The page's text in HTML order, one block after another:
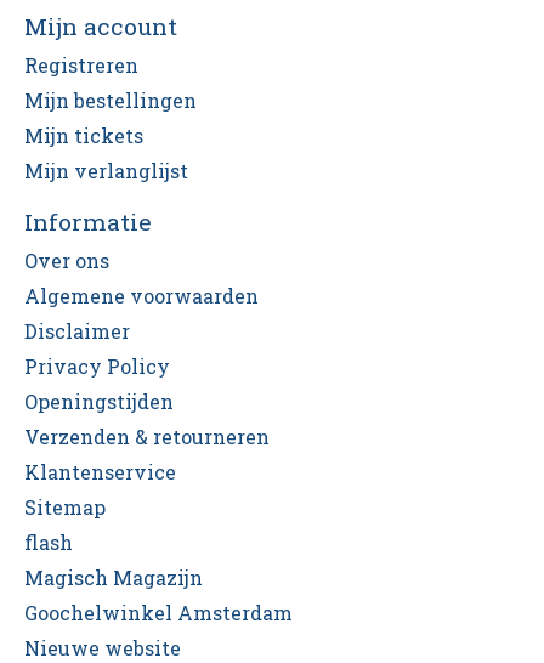
Mijn account
Registreren
Mijn bestellingen
Mijn tickets
Mijn verlanglijst
Informatie
Over ons
Algemene voorwaarden
Disclaimer
Privacy Policy
Openingstijden
Verzenden & retourneren
Klantenservice
Sitemap
flash
Magisch Magazijn
Goochelwinkel Amsterdam
Nieuwe website